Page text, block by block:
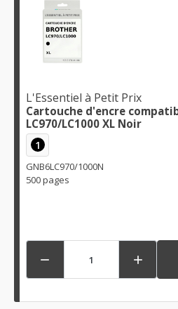
L'Essentiel à Petit Prix
Cartouche d'encre
LC970/LC1000 XL Noir
1
GNB6LC970/1000N
500 pages
 